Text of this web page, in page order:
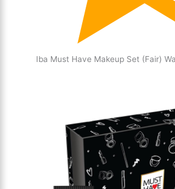
Iba Must Have Makeup Set (Fair)